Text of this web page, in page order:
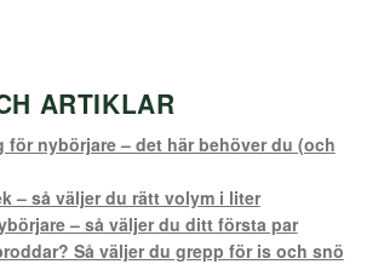
ARTIKLAR
nybörjare – det här behöver du (och
– så väljer du rätt volym i liter
– så väljer du ditt första par
Så väljer du grepp för is och snö